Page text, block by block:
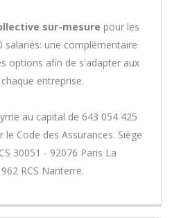
sur-mesure pour les
salariés: une complémentaire
options afin de s'adapter aux
entreprise.
au capital de 643 054 425
Code des Assurances. Siège
30051 - 92076 Paris La
RCS Nanterre.